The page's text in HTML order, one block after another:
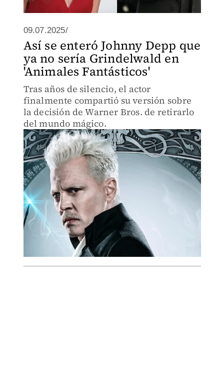
09.07.2025/
Así se enteró Johnny Depp que
ya no sería Grindelwald en
'Animales Fantásticos'
Tras años de silencio, el actor
finalmente compartió su versión sobre
la decisión de Warner Bros. de retirarlo
del mundo mágico.